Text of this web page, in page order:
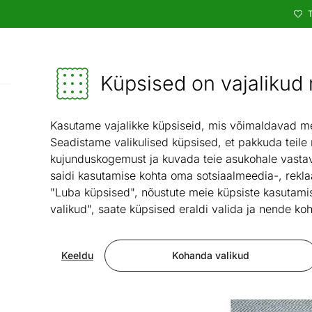
Küpsised on
Kasutame vajalikke küpsiseid, mis võimaldavad
Seadistame valikulised küpsised, et pakkuda
kujunduskogemust ja kuvada teie asukohale
saidi kasutamise kohta oma sotsiaalmeedia-,
"Luba küpsised", nõustute meie küpsiste
valikud", saate küpsised eraldi valida ja nende
Kohanda valikud
Keeldu
Mööbel ja sisustus - ON24